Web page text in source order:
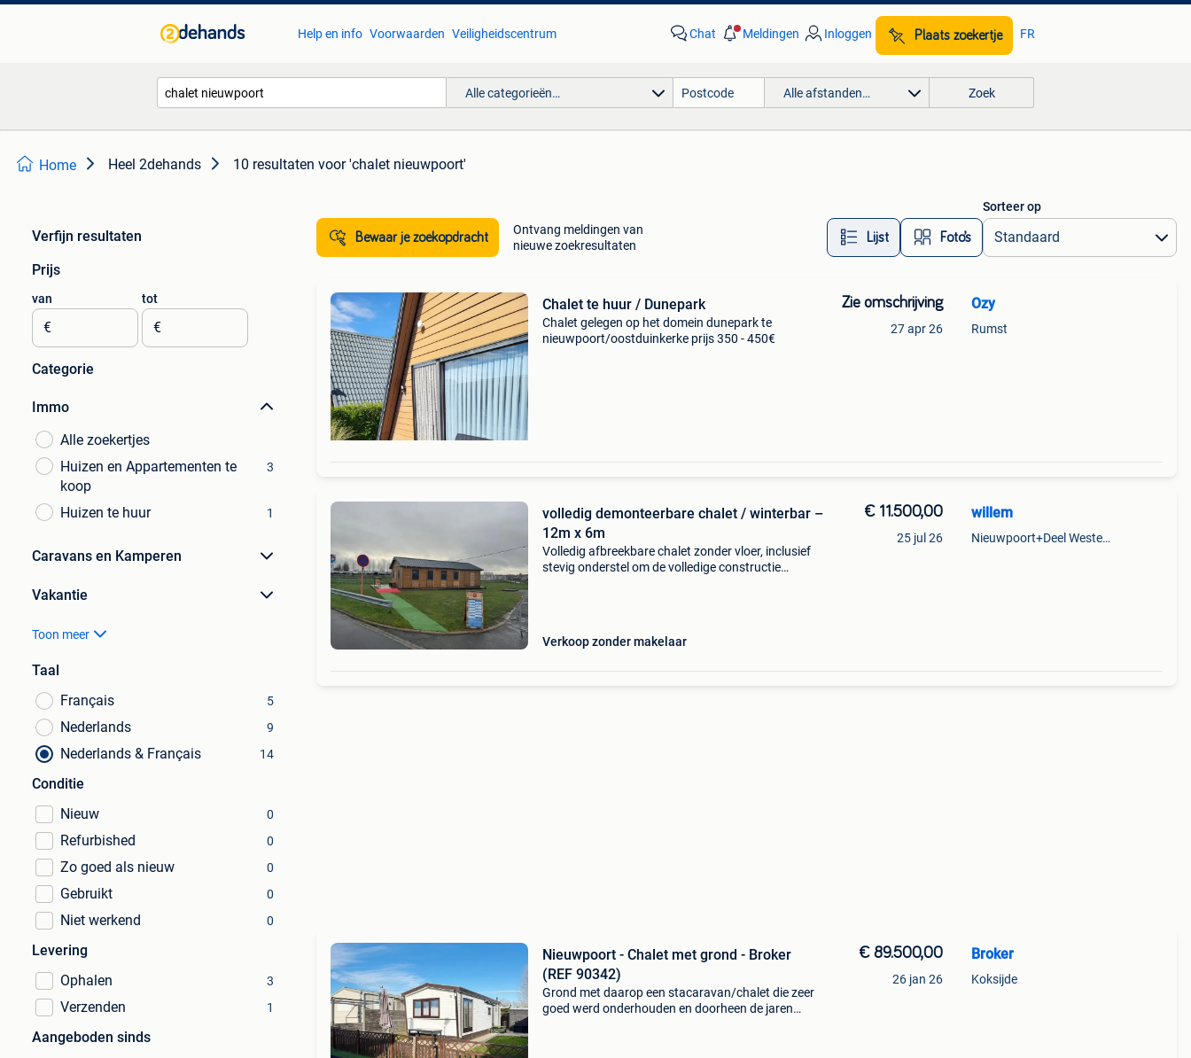
Help en info Voorwaarden Veiligheidscentrum Chat Meldingen Inloggen Plaats zoekertje FR
Alle categorieën… Alle afstanden… Zoek
Home Heel 2dehands 10 resultaten voor 'chalet nieuwpoort'
Verfijn resultaten
Prijs
van
€
tot
€
Categorie
Immo
Alle zoekertjes
Huizen en Appartementen te
koop
3
Huizen te huur 1
Caravans en Kamperen
Vakantie
Toon meer
Taal
Français
5
Nederlands 9
Nederlands & Français 14
Conditie
Nieuw
0
Refurbished 0
Zo goed als nieuw 0
Gebruikt 0
Niet werkend 0
Levering
Ophalen
3
Verzenden 1
Aangeboden sinds
Bewaar je zoekopdracht
Ontvang meldingen van
nieuwe zoekresultaten
Lijst Foto’s
Sorteer op
Chalet te huur / Dunepark
Chalet gelegen op het domein dunepark te
nieuwpoort/oostduinkerke prijs 350 - 450€
Zie omschrijving
27 apr 26
Ozy
Rumst
volledig demonteerbare chalet / winterbar –
12m x 6m
Volledig afbreekbare chalet zonder vloer, inclusief
stevig onderstel om de volledige constructie
Verkoop zonder makelaar
€ 11.500,00
25 jul 26
willem
Nieuwpoort+Deel Westende
Nieuwpoort - Chalet met grond - Broker
(REF 90342)
Grond met daarop een stacaravan/chalet die zeer
goed werd onderhouden en doorheen de jaren
€ 89.500,00
26 jan 26
Broker
Koksijde